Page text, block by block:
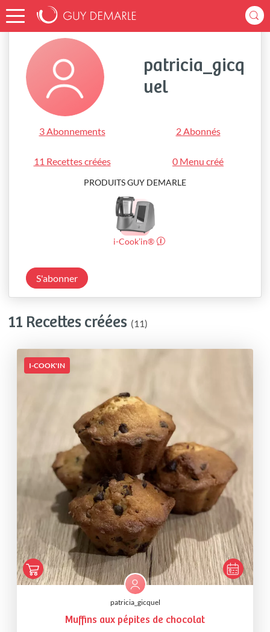
Accueil patricia_gicquel
patricia_gicq
uel
3 Abonnements 2 Abonnés
11 Recettes créées 0 Menu créé
PRODUITS GUY DEMARLE
i-Cook’in®
S'abonner
11 Recettes créées (11)
I-COOK'IN
patricia_gicquel
Muffins aux pépites de chocolat